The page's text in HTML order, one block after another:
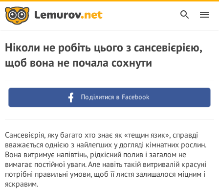
Ніколи не робіть цього з сансевієрією,
щоб вона не почала сохнути
Поділитися в Facebook
Сансевієрія, яку багато хто знає як «тещин язик», справді
вважається однією з найлегших у догляді кімнатних рослин.
Вона витримує напівтінь, рідкісний полив і загалом не
вимагає постійної уваги. Але навіть такій витривалій красуні
потрібні правильні умови, щоб її листя залишалося міцним і
яскравим.